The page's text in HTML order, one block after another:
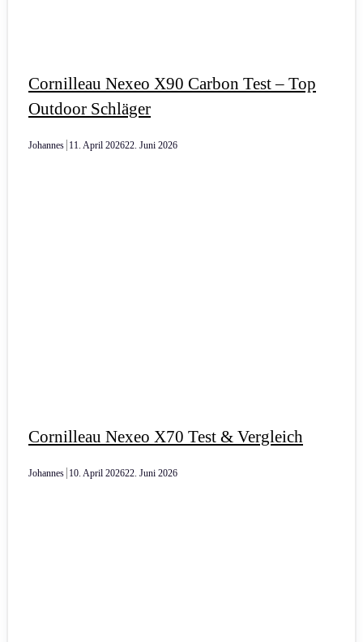
Cornilleau Nexeo X90 Carbon Test – Top
Outdoor Schläger
Johannes 11. April 202622. Juni 2026
Cornilleau Nexeo X70 Test & Vergleich
Johannes 10. April 202622. Juni 2026